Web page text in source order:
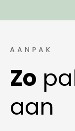
AANPAK
Zo
aan